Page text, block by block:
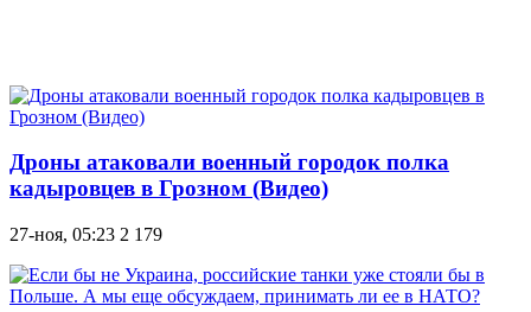
Дроны атаковали военный городок полка
кадыровцев в Грозном (Видео)
27-ноя, 05:23 2 179